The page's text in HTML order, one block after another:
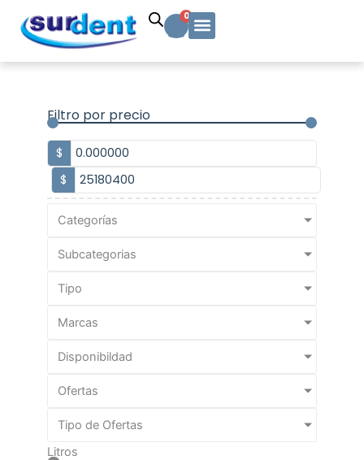
contenido
0
Carrito
Filtro por precio
$
$
Categorías
Subcategorias
Tipo
Marcas
Disponibildad
Ofertas
Tipo de Ofertas
Litros